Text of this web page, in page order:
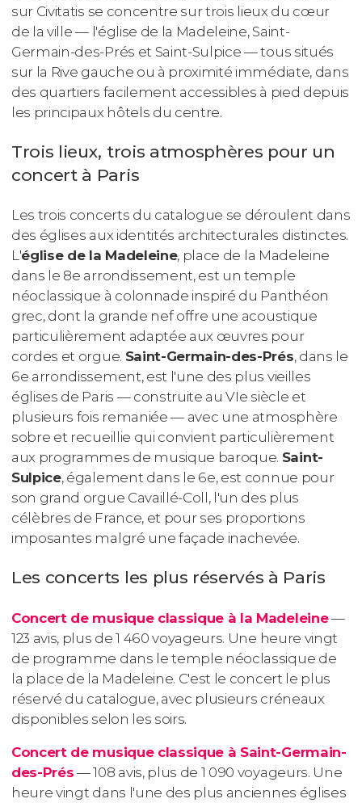
sur Civitatis se concentre sur trois lieux du cœur
de la ville — l'église de la Madeleine, Saint-
Germain-des-Prés et Saint-Sulpice — tous situés
sur la Rive gauche ou à proximité immédiate, dans
des quartiers facilement accessibles à pied depuis
les principaux hôtels du centre.
Trois lieux, trois atmosphères pour un
concert à Paris
Les trois concerts du catalogue se déroulent dans
des églises aux identités architecturales distinctes.
L'église de la Madeleine, place de la Madeleine
dans le 8e arrondissement, est un temple
néoclassique à colonnade inspiré du Panthéon
grec, dont la grande nef offre une acoustique
particulièrement adaptée aux œuvres pour
cordes et orgue. Saint-Germain-des-Prés, dans le
6e arrondissement, est l'une des plus vieilles
églises de Paris — construite au VIe siècle et
plusieurs fois remaniée — avec une atmosphère
sobre et recueillie qui convient particulièrement
aux programmes de musique baroque. Saint-
Sulpice, également dans le 6e, est connue pour
son grand orgue Cavaillé-Coll, l'un des plus
célèbres de France, et pour ses proportions
imposantes malgré une façade inachevée.
Les concerts les plus réservés à Paris
Concert de musique classique à la Madeleine—
123 avis, plus de 1 460 voyageurs. Une heure vingt
de programme dans le temple néoclassique de
la place de la Madeleine. C'est le concert le plus
réservé du catalogue, avec plusieurs créneaux
disponibles selon les soirs.
Concert de musique classique à Saint-Germain-
des-Prés — 108 avis, plus de 1 090 voyageurs. Une
heure vingt dans l'une des plus anciennes églises